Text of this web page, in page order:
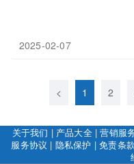
2025-02-07
< 1 2
关于我们 | 产品大全|营销服
服务协议 | 隐私保护 |免责条款